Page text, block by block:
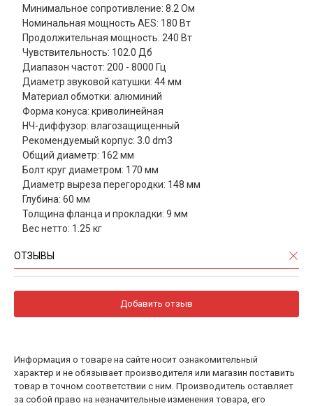
Минимальное сопротивление: 8.2 Ом
Номинальная мощность AES: 180 Вт
Продолжительная мощность: 240 Вт
Чувствительность: 102.0 Дб
Диапазон частот: 200 - 8000 Гц
Диаметр звуковой катушки: 44 мм
Материал обмотки: алюминий
Форма конуса: криволинейная
НЧ-диффузор: влагозащищенный
Рекомендуемый корпус: 3.0 dm3
Общий диаметр: 162 мм
Болт круг диаметром: 170 мм
Диаметр выреза перегородки: 148 мм
Глубина: 60 мм
Толщина фланца и прокладки: 9 мм
Вес нетто: 1.25 кг
ОТЗЫВЫ
Добавить отзыв
Информация о товаре на сайте носит ознакомительный
характер и не обязывает производителя или магазин поставить
товар в точном соответствии с ним. Производитель оставляет
за собой право на незначительные изменения товара, его